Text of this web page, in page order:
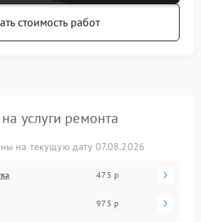
стоимость работ
услуги ремонта
на текущую дату 07.08.2026
475 р
975 р